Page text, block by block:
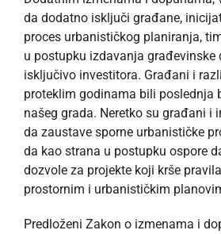
da dodatno isključi građane,
proces urbanističkog planiranja,
u postupku izdavanja građevinske
isključivo investitora. Građani i
proteklim godinama bili poslednja
našeg grada. Neretko su građani i
da zaustave sporne urbanističke
da kao strana u postupku ospore
dozvole za projekte koji krše
prostornim i urbanističkim
Predloženi Zakon o izmenama i